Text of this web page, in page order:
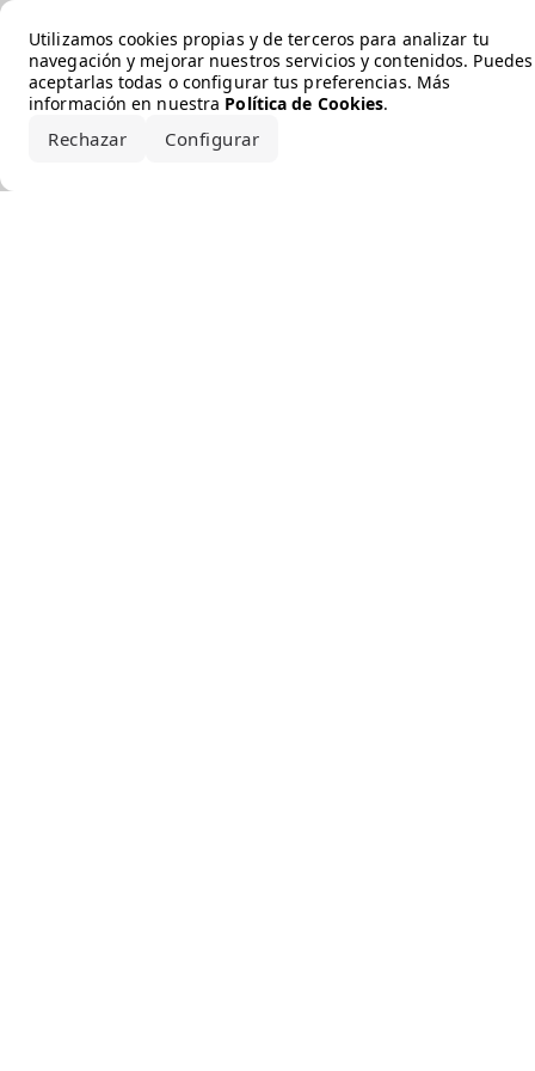
Utilizamos cookies propias y de terceros para analizar tu
navegación y mejorar nuestros servicios y contenidos. Puedes
aceptarlas todas o configurar tus preferencias. Más
información en nuestra Política de Cookies.
Rechazar Configurar
Error loading the brand